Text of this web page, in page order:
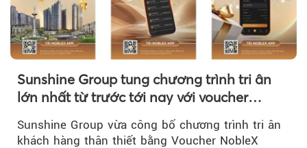
Sunshine Group tung chương trình tri ân
lớn nhất từ trước tới nay với voucher
Sunshine Group vừa công bố chương trình tri ân
khách hàng thân thiết bằng Voucher NobleX